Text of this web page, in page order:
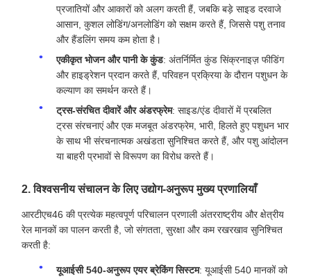
प्रजातियों और आकारों को अलग करती हैं, जबकि बड़े साइड दरवाजे
आसान, कुशल लोडिंग/अनलोडिंग को सक्षम करते हैं, जिससे पशु तनाव
और हैंडलिंग समय कम होता है।
एकीकृत भोजन और पानी के कुंड: अंतर्निर्मित कुंड सिंक्रनाइज़ फीडिंग
और हाइड्रेशन प्रदान करते हैं, परिवहन प्रक्रिया के दौरान पशुधन के
कल्याण का समर्थन करते हैं।
ट्रस-संरचित दीवारें और अंडरफ्रेम: साइड/एंड दीवारों में प्रबलित
ट्रस संरचनाएं और एक मजबूत अंडरफ्रेम, भारी, हिलते हुए पशुधन भार
के साथ भी संरचनात्मक अखंडता सुनिश्चित करते हैं, और पशु आंदोलन
या बाहरी प्रभावों से विरूपण का विरोध करते हैं।
2. विश्वसनीय संचालन के लिए उद्योग-अनुरूप मुख्य प्रणालियाँ
आरटीएच46 की प्रत्येक महत्वपूर्ण परिचालन प्रणाली अंतरराष्ट्रीय और क्षेत्रीय
रेल मानकों का पालन करती है, जो संगतता, सुरक्षा और कम रखरखाव सुनिश्चित
करती है:
यूआईसी 540-अनुरूप एयर ब्रेकिंग सिस्टम: यूआईसी 540 मानकों को